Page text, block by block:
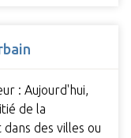
: Aujourd'hui,
de la
des villes ou